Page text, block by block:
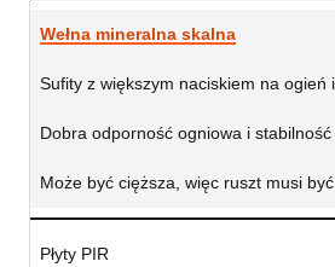
Wełna mineralna skalna
Sufity z większym naciskiem na ogień
Dobra odporność ogniowa i
Może być cięższa, więc ruszt musi
Płyty PIR